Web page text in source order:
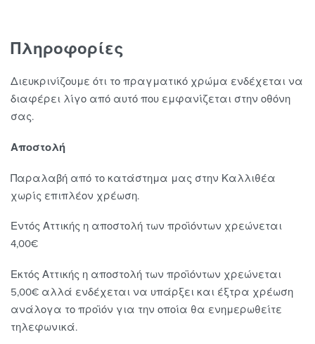
Πληροφορίες
Διευκρινίζουμε ότι το πραγματικό χρώμα ενδέχεται να
διαφέρει λίγο από αυτό που εμφανίζεται στην οθόνη
σας.
Αποστολή
Παραλαβή από το κατάστημα μας στην Καλλιθέα
χωρίς επιπλέον χρέωση.
Εντός Αττικής η αποστολή των προϊόντων χρεώνεται
4,00€
Εκτός Αττικής η αποστολή των προϊόντων χρεώνεται
5,00€ αλλά ενδέχεται να υπάρξει και έξτρα χρέωση
ανάλογα το προϊόν για την οποία θα ενημερωθείτε
τηλεφωνικά.